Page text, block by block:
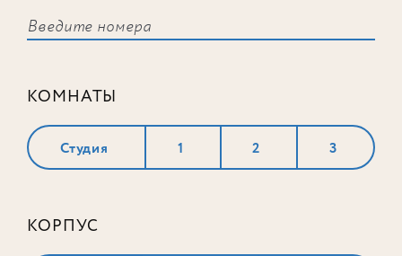
КОМНАТЫ
Студия 1 2 3
КОРПУС
соответствует ни одного лота